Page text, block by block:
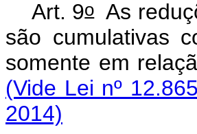
Art. 9oAs
são cumulativas
somente em
(Vide Lei nº
2014)